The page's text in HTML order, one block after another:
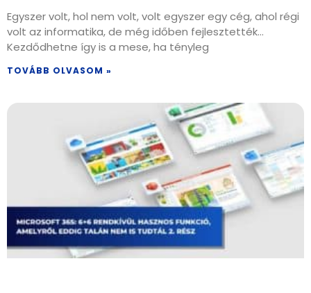
Egyszer volt, hol nem volt, volt egyszer egy cég, ahol régi
volt az informatika, de még időben fejlesztették…
Kezdődhetne így is a mese, ha tényleg
TOVÁBB OLVASOM »